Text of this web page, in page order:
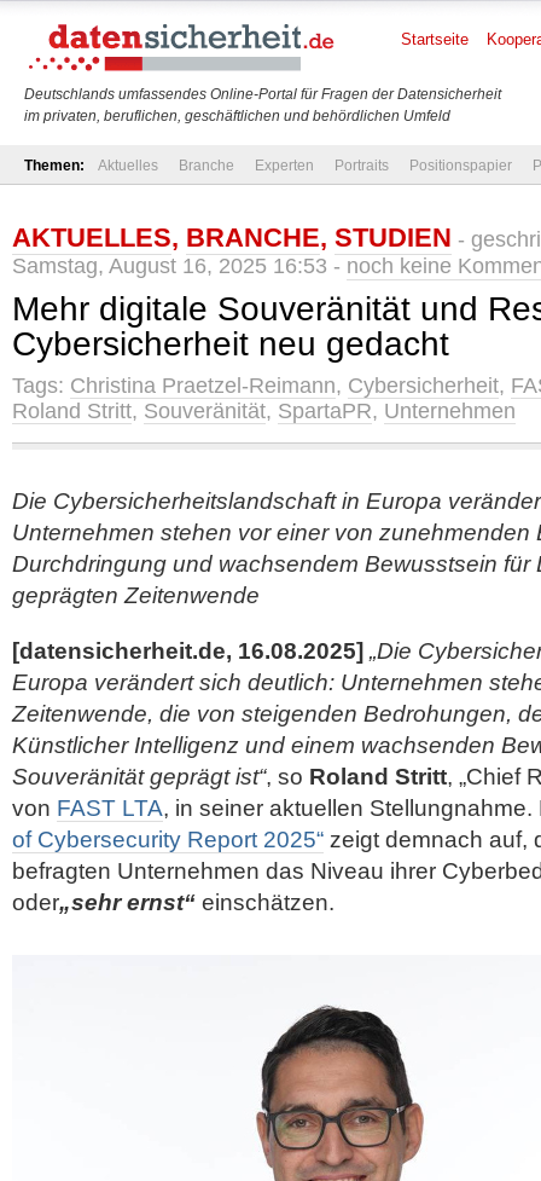
Deutschlands umfassendes Online-Portal für Fragen der Datensicherheit
im privaten, beruflichen, geschäftlichen und behördlichen Umfeld
Startseite
Themen: Aktuelles Branche Experten Portraits Positionspapier
AKTUELLES, BRANCHE, STUDIEN -
Samstag, August 16, 2025 16:53 - noch keine
Mehr digitale Souveränität und
Cybersicherheit neu gedacht
Tags: Christina Praetzel-Reimann, Cybersicherheit,
Roland Stritt, Souveränität, SpartaPR, Unternehmen
Die Cybersicherheitslandschaft in Europa
Unternehmen stehen vor einer von zunehmenden
Durchdringung und wachsendem Bewusstsein für
geprägten Zeitenwende
[datensicherheit.de, 16.08.2025] „Die
Europa verändert sich deutlich: Unternehmen
Zeitenwende, die von steigenden Bedrohungen,
Künstlicher Intelligenz und einem wachsenden
Souveränität geprägt ist“, so Roland Stritt, „Chief
von FAST LTA, in seiner aktuellen
of Cybersecurity Report 2025“ zeigt demnach auf,
befragten Unternehmen das Niveau ihrer
oder„sehr ernst“ einschätzen.